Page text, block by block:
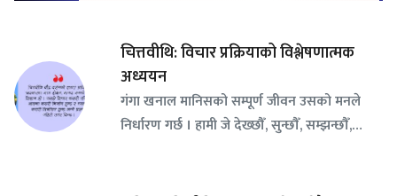
चित्तवीथि: विचार प्रक्रियाको विश्लेषणात्मक
अध्ययन
गंगा खनाल मानिसको सम्पूर्ण जीवन उसको मनले
निर्धारण गर्छ । हामी जे देख्छौँ, सुन्छौँ, सम्झन्छौँ,…